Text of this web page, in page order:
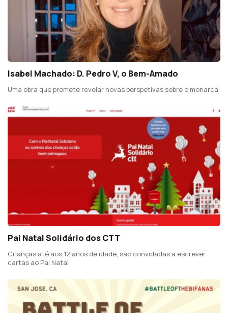
Isabel Machado: D. Pedro V, o Bem-Amado
Uma obra que promete revelar novas perspetivas sobre o monarca
Pai Natal Solidário dos CTT
Crianças até aos 12 anos de idade, são convidadas a escrever
cartas ao Pai Natal